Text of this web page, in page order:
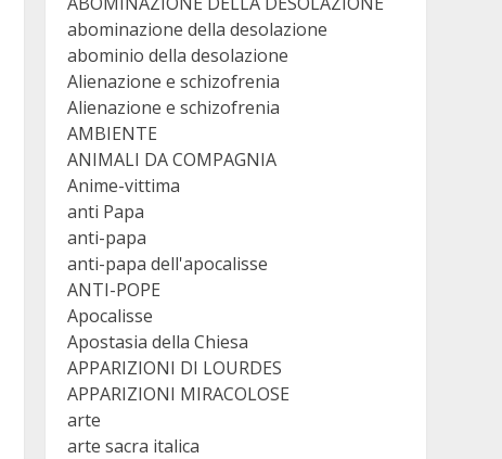
abominazione della desolazione
abominio della desolazione
Alienazione e schizofrenia
Alienazione e schizofrenia
AMBIENTE
ANIMALI DA COMPAGNIA
Anime-vittima
anti Papa
anti-papa
anti-papa dell'apocalisse
ANTI-POPE
Apocalisse
Apostasia della Chiesa
APPARIZIONI DI LOURDES
APPARIZIONI MIRACOLOSE
arte
arte sacra italica